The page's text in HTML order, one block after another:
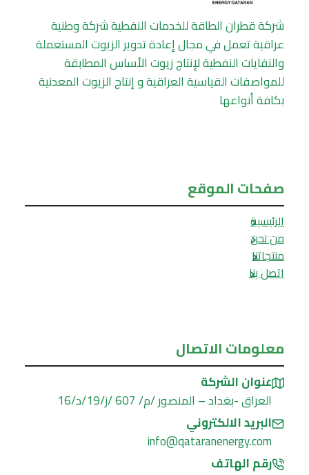
شركة قطران الطاقة للخدمات النفطية شركة وطنية
عراقية تعمل في مجال إعادة تدوير الزيوت المستعملة
والنفايات النفطية لإنتاج زيوت الأساس المطابقة
للمواصفات القياسية العراقية و إنتاج الزيوت المعدنية
بكافة أنواعها
صفحات الموقع
الرئيسية
من نحن
منتجاتنا
اتصل بنا
معلومات الاتصال
عنوان الشركة
العراق -بغداد – المنصور /م/ 607 /ز/19/د/16
البريد الالكتروني
info@qataranenergy.com
رقم الهاتف